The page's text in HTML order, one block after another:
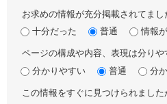
お求めの情報が充分掲載されてまし
十分だった
普通 情報
ページの構成や内容、表現は分りや
分かりやすい
普通 分
この情報をすぐに見つけられました